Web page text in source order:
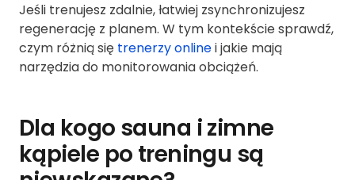
Jeśli trenujesz zdalnie, łatwiej zsynchronizujesz
regenerację z planem. W tym kontekście sprawdź,
czym różnią się trenerzy onlinei jakie mają
narzędzia do monitorowania obciążeń.
Dla kogo sauna i zimne
kąpiele po treningu są